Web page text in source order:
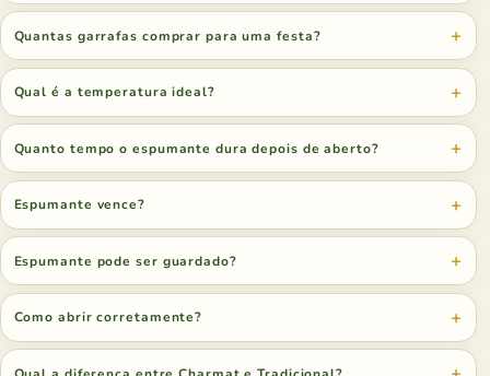
Quantas garrafas comprar para uma festa?
Qual é a temperatura ideal?
Quanto tempo o espumante dura depois de aberto?
Espumante vence?
Espumante pode ser guardado?
Como abrir corretamente?